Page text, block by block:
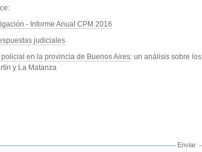
- Informe Anual CPM 2016
judiciales
en la provincia de Buenos Aires: un análisis sobre los
y La Matanza
Enviar